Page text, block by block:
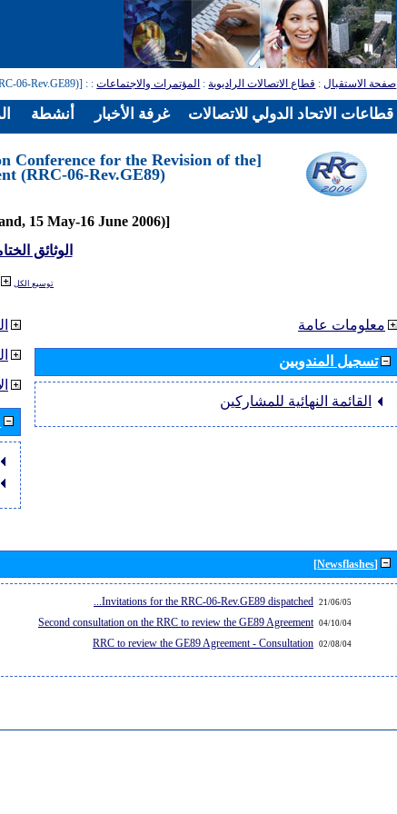
صفحة الاستقبال: قطاع الاتصالات الراديوية: المؤتمرات والاجتماعات:
: [Regional Radiocommunication Conference for the Revision of the GE89 Agreement (RRC-06-Rev.GE89)]
Conference for the Revision of the
(RRC-06-Rev.GE89)]
[(Geneva, Switzerland, 15 May-16 June 2006)]
الوثائق
توسيع الكل
معلومات عامة
تسجيل المندوبين
القائمة النهائية للمشاركين
[Newsflashes]
21/06/05
Invitations for the RRC-06-Rev.GE89 dispatched...
04/10/04
Second consultation on the RRC to review the GE89 Agreement
02/08/04
RRC to review the GE89 Agreement - Consultation
أنشطة غرفة الأخبار قطاعات الاتحاد الدولي للاتصالات